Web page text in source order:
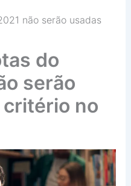
não serão usadas
do
serão
critério no